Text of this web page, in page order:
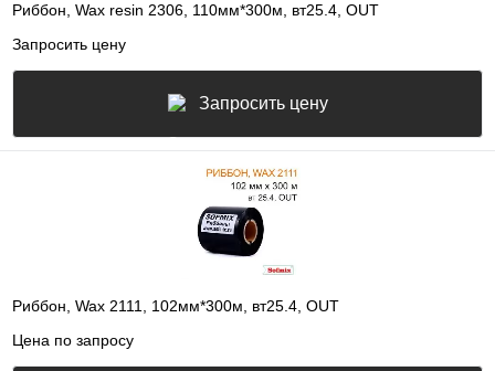
Риббон, Wax resin 2306, 110мм*300м, вт25.4, OUT
Запросить цену
Запросить цену
Риббон, Wax 2111, 102мм*300м, вт25.4, OUT
Цена по запросу